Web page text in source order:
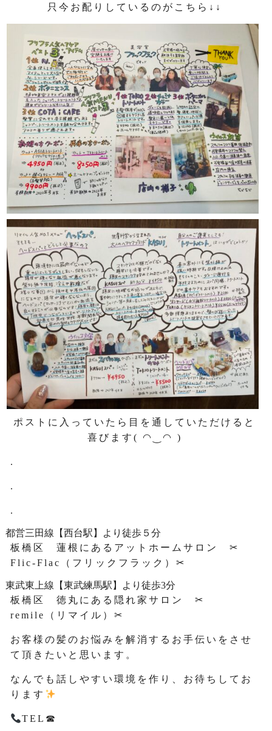
只今お配りしているのがこちら↓↓
ポストに入っていたら目を通していただけると
喜びます( ◠‿◠ )
.
.
.
都営三田線【西台駅】より徒歩５分
板橋区 蓮根にあるアットホームサロン ✂
Flic-Flac（フリックフラック）✂
東武東上線【東武練馬駅】より徒歩3分
板橋区 徳丸にある隠れ家サロン ✂
remile（リマイル）✂
お客様の髪のお悩みを解消するお手伝いをさせ
て頂きたいと思います。
なんでも話しやすい環境を作り、お待ちしてお
ります
TEL☎